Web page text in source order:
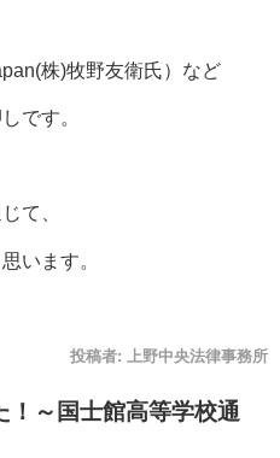
株)牧野友衛氏）など
です。
て、
います。
投稿者: 上野中央法律事務所
！～国士館高等学校通